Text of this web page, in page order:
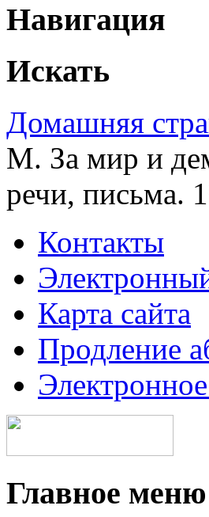
Навигация
Искать
Домашняя
М. За мир и
речи, письма.
Контакты
Карта сайта
Продление
Главное меню